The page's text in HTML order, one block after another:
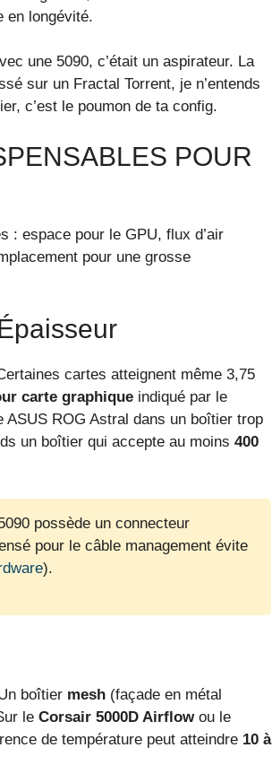
en longévité.
une 5090, c’était un aspirateur. La
sur un Fractal Torrent, je n’entends
c’est le poumon de ta config.
POUR
: espace pour le GPU, flux d’air
pour une grosse
cartes atteignent même 3,75
carte graphique indiqué par le
ROG Astral dans un boîtier trop
un boîtier qui accepte au moins 400
possède un connecteur
pour le câble management évite
).
boîtier mesh (façade en métal
le Corsair 5000D Airflowou le
de température peut atteindre 10 à